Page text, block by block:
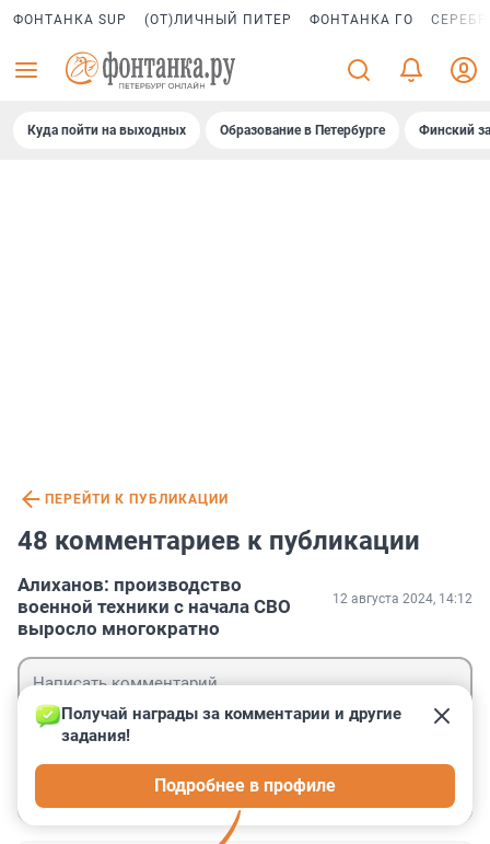
ФОНТАНКА SUP (ОТ)ЛИЧНЫЙ ПИТЕР ФОНТАНКА ГО
Куда пойти на выходных Образование в Петербурге Финский
ПЕРЕЙТИ К ПУБЛИКАЦИИ
48 комментариев к публикации
Алиханов: производство
военной техники с начала СВО
выросло многократно
12 августа 2024, 14:12
Получай награды за комментарии и другие
задания!
Подробнее в профиле